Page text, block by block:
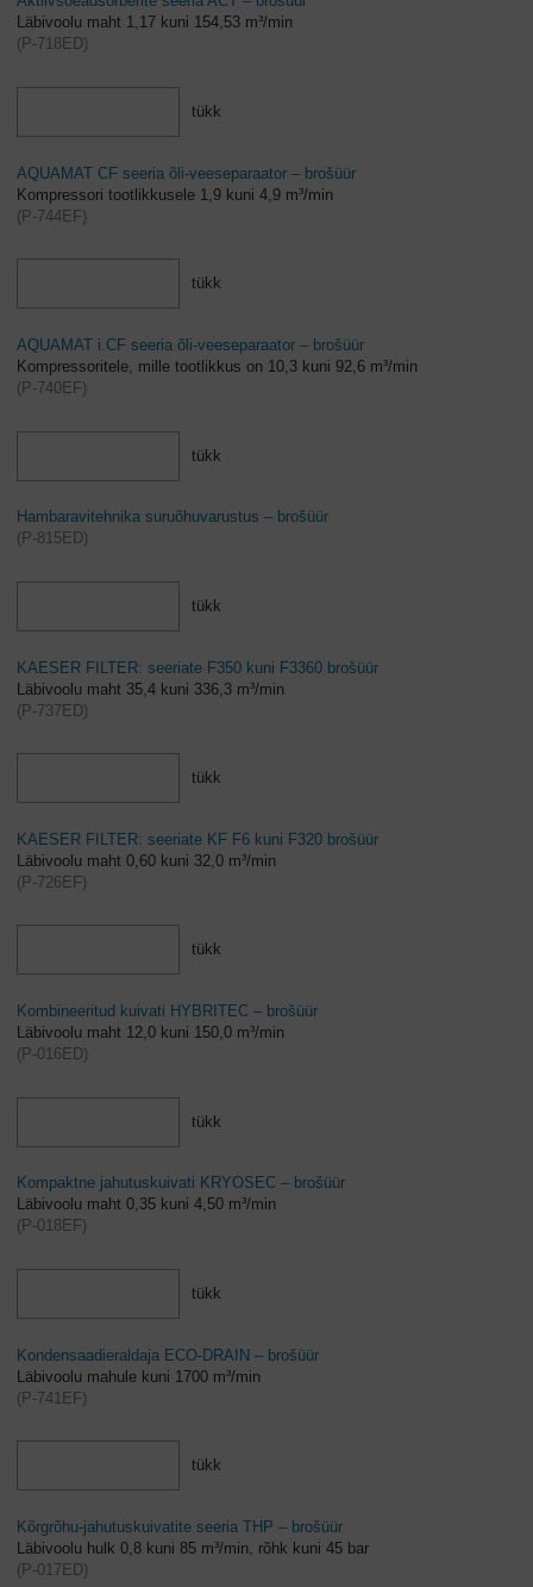
Läbivoolu maht 1,17 kuni 154,53 m³/min
(P-718ED)
tükk
AQUAMAT CF seeria õli-veeseparaator – brošüür
Kompressori tootlikkusele 1,9 kuni 4,9 m³/min
(P-744EF)
tükk
AQUAMAT i.CF seeria õli-veeseparaator – brošüür
Kompressoritele, mille tootlikkus on 10,3 kuni 92,6 m³/min
(P-740EF)
tükk
Hambaravitehnika suruõhuvarustus – brošüür
(P-815ED)
tükk
KAESER FILTER: seeriate F350 kuni F3360 brošüür
Läbivoolu maht 35,4 kuni 336,3 m³/min
(P-737ED)
tükk
KAESER FILTER: seeriate KF F6 kuni F320 brošüür
Läbivoolu maht 0,60 kuni 32,0 m³/min
(P-726EF)
tükk
Kombineeritud kuivati HYBRITEC – brošüür
Läbivoolu maht 12,0 kuni 150,0 m³/min
(P-016ED)
tükk
Kompaktne jahutuskuivati KRYOSEC – brošüür
Läbivoolu maht 0,35 kuni 4,50 m³/min
(P-018EF)
tükk
Kondensaadieraldaja ECO-DRAIN – brošüür
Läbivoolu mahule kuni 1700 m³/min
(P-741EF)
tükk
Kõrgrõhu-jahutuskuivatite seeria THP – brošüür
Läbivoolu hulk 0,8 kuni 85 m³/min, rõhk kuni 45 bar
(P-017ED)